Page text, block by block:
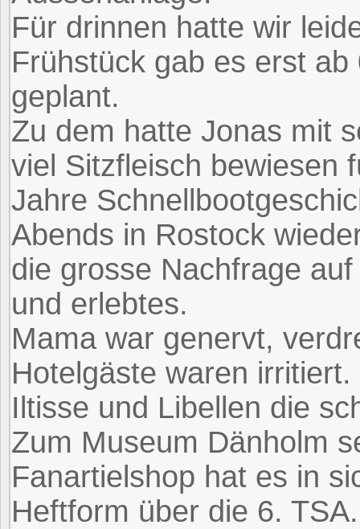
Für drinnen hatte wir
Frühstück gab es erst
geplant.
Zu dem hatte Jonas mit
viel Sitzfleisch bewiesen
Jahre
Abends in Rostock
die grosse Nachfrage
und erlebtes.
Mama war genervt,
Hotelgäste waren irritiert.
Iltisse und Libellen die
Zum Museum Dänholm
Fanartielshop hat es in
Heftform über die 6. TSA.